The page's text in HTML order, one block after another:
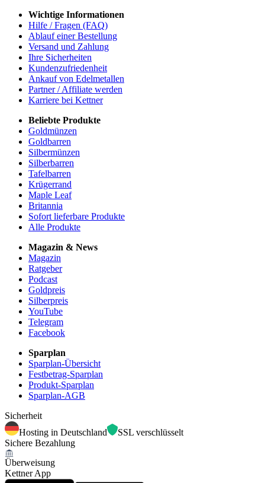
Wichtige Informationen
Hilfe / Fragen (FAQ)
Ablauf einer Bestellung
Versand und Zahlung
Ihre Sicherheiten
Kundenzufriedenheit
Ankauf von Edelmetallen
Partner / Affiliate werden
Karriere bei Kettner
Beliebte Produkte
Goldmünzen
Goldbarren
Silbermünzen
Silberbarren
Tafelbarren
Krügerrand
Maple Leaf
Britannia
Sofort lieferbare Produkte
Alle Produkte
Magazin & News
Magazin
Ratgeber
Podcast
Goldpreis
Silberpreis
YouTube
Telegram
Facebook
Sparplan
Sparplan-Übersicht
Festbetrag-Sparplan
Produkt-Sparplan
Sparplan-AGB
Sicherheit
Hosting in Deutschland
SSL verschlüsselt
Sichere Bezahlung
Überweisung
Kettner App